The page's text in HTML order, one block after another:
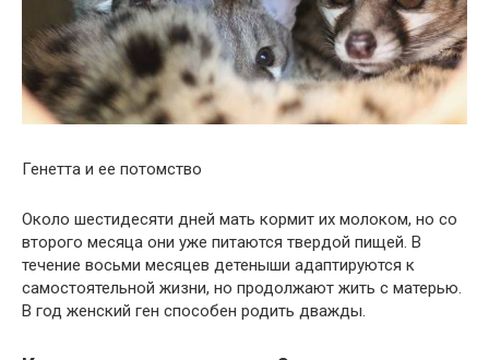
Генетта и ее потомство
Около шестидесяти дней мать кормит их молоком, но со
второго месяца они уже питаются твердой пищей. В
течение восьми месяцев детеныши адаптируются к
самостоятельной жизни, но продолжают жить с матерью.
В год женский ген способен родить дважды.